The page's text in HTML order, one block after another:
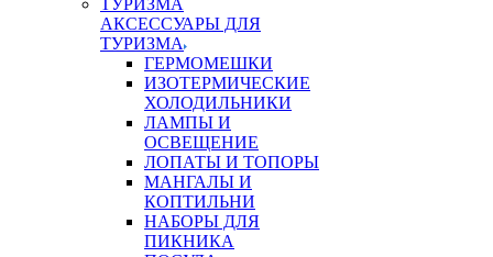
АКСЕССУАРЫ ДЛЯ
ТУРИЗМА
ГЕРМОМЕШКИ
ИЗОТЕРМИЧЕСКИЕ
ХОЛОДИЛЬНИКИ
ЛАМПЫ И
ОСВЕЩЕНИЕ
ЛОПАТЫ И ТОПОРЫ
МАНГАЛЫ И
КОПТИЛЬНИ
НАБОРЫ ДЛЯ
ПИКНИКА